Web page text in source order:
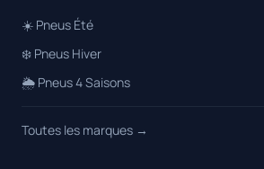
☀️ Pneus Été
❄️ Pneus Hiver
🌦️ Pneus 4 Saisons
Toutes les marques →